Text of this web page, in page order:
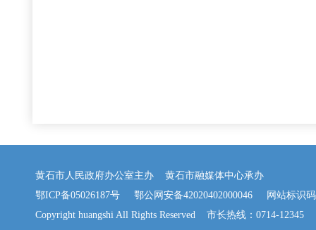
黄石市人民政府办公室主办 黄石市融媒体中心承办
鄂ICP备05026187号
鄂公网安备42020402000046 网站标识码
Copyright huangshi All Rights Reserved 市长热线：0714-12345